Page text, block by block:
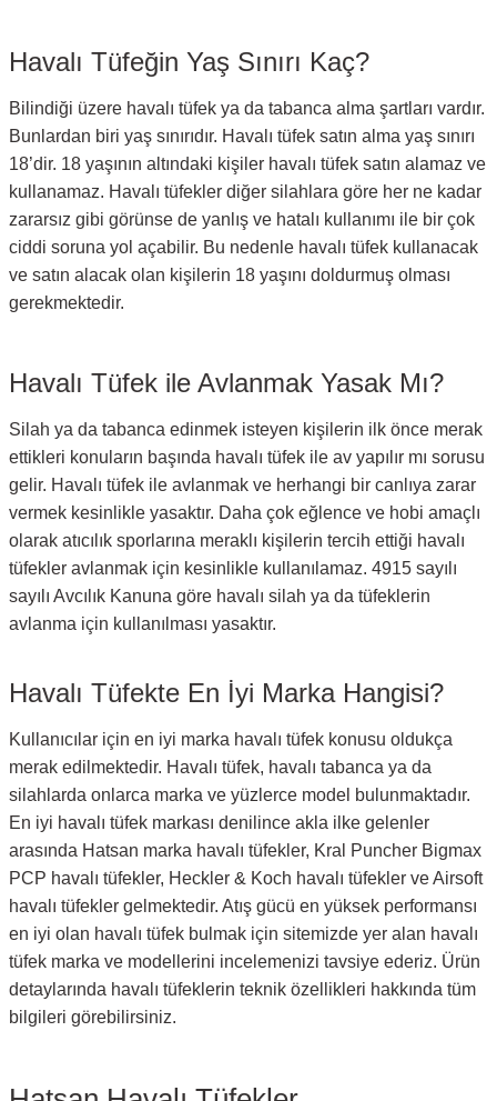
Havalı Tüfeğin Yaş Sınırı Kaç?
Bilindiği üzere havalı tüfek ya da tabanca alma şartları vardır.
Bunlardan biri yaş sınırıdır. Havalı tüfek satın alma yaş sınırı
18’dir. 18 yaşının altındaki kişiler havalı tüfek satın alamaz ve
kullanamaz. Havalı tüfekler diğer silahlara göre her ne kadar
zararsız gibi görünse de yanlış ve hatalı kullanımı ile bir çok
ciddi soruna yol açabilir. Bu nedenle havalı tüfek kullanacak
ve satın alacak olan kişilerin 18 yaşını doldurmuş olması
gerekmektedir.
Havalı Tüfek ile Avlanmak Yasak Mı?
Silah ya da tabanca edinmek isteyen kişilerin ilk önce merak
ettikleri konuların başında havalı tüfek ile av yapılır mı sorusu
gelir. Havalı tüfek ile avlanmak ve herhangi bir canlıya zarar
vermek kesinlikle yasaktır. Daha çok eğlence ve hobi amaçlı
olarak atıcılık sporlarına meraklı kişilerin tercih ettiği havalı
tüfekler avlanmak için kesinlikle kullanılamaz. 4915 sayılı
sayılı Avcılık Kanuna göre havalı silah ya da tüfeklerin
avlanma için kullanılması yasaktır.
Havalı Tüfekte En İyi Marka Hangisi?
Kullanıcılar için en iyi marka havalı tüfek konusu oldukça
merak edilmektedir. Havalı tüfek, havalı tabanca ya da
silahlarda onlarca marka ve yüzlerce model bulunmaktadır.
En iyi havalı tüfek markası denilince akla ilke gelenler
arasında Hatsan marka havalı tüfekler, Kral Puncher Bigmax
PCP havalı tüfekler, Heckler & Koch havalı tüfekler ve Airsoft
havalı tüfekler gelmektedir. Atış gücü en yüksek performansı
en iyi olan havalı tüfek bulmak için sitemizde yer alan havalı
tüfek marka ve modellerini incelemenizi tavsiye ederiz. Ürün
detaylarında havalı tüfeklerin teknik özellikleri hakkında tüm
bilgileri görebilirsiniz.